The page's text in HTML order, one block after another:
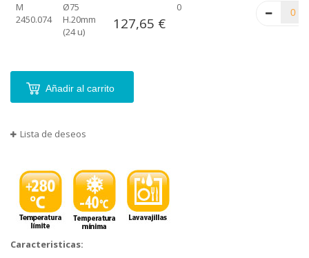
M
2450.074
Ø75
H.20mm
(24 u)
127,65 €
0
Añadir al carrito
Lista de deseos
Caracteristicas: